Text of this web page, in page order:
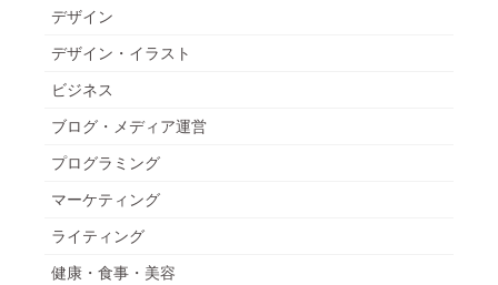
デザイン
デザイン・イラスト
ビジネス
ブログ・メディア運営
プログラミング
マーケティング
ライティング
健康・食事・美容